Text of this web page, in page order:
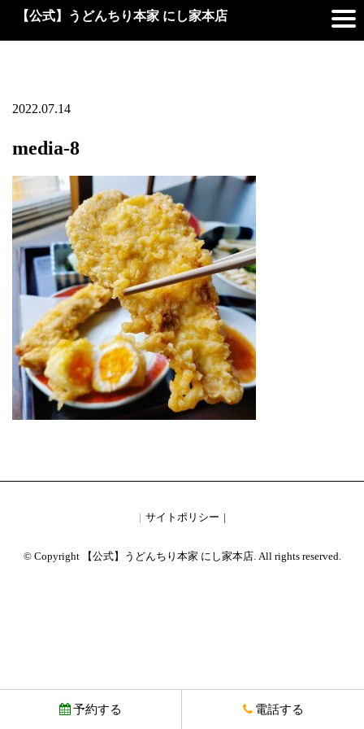
【公式】うどんちり本家 にし家本店
2022.07.14
media-8
サイトポリシー
© Copyright 【公式】うどんちり本家 にし家本店. All rights reserved.
予約する 電話する